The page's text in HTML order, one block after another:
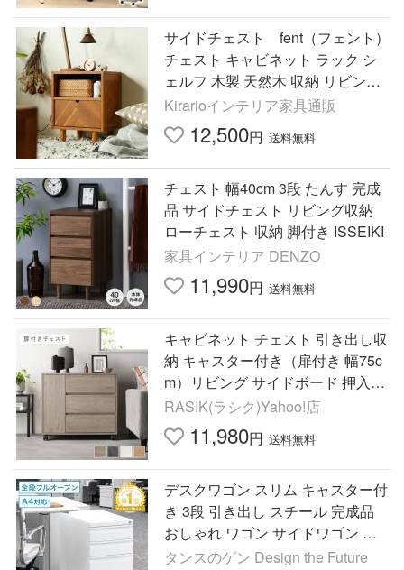
サイドチェスト fent（フェント）
チェスト キャビネット ラック シ
ェルフ 木製 天然木 収納 リビング
寝室 ベッドルーム 北欧 アカシア
コンパクト
Kirarioインテリア家具通販
12,500円 送料無料
チェスト 幅40cm 3段 たんす 完成
品 サイドチェスト リビング収納
ローチェスト 収納 脚付き ISSEIKI
家具インテリア DENZO
11,990円 送料無料
キャビネット チェスト 引き出し収
納 キャスター付き（扉付き 幅75c
m）リビング サイドボード 押入れ
タンス 衣類 組立品 Jorina ジョリ
ナ 送料無料
RASIK(ラシク)Yahoo!店
11,980円 送料無料
デスクワゴン スリム キャスター付
き 3段 引き出し スチール 完成品
おしゃれ ワゴン サイドワゴン サ
イドチェスト
タンスのゲン Design the Future